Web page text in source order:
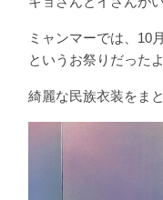
ミャンマーでは、10
というお祭りだったよ
綺麗な民族衣装をま